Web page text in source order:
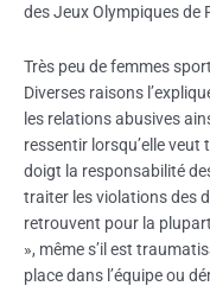
des Jeux Olympiques de
Très peu de femmes
Diverses raisons
les relations abusives
ressentir lorsqu’elle
doigt la responsabilité
traiter les violations des
retrouvent pour la
», même s’il est
place dans l’équipe ou